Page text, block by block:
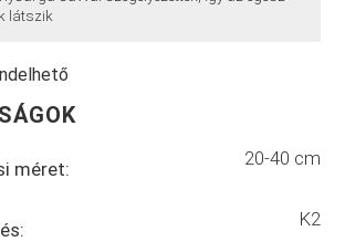
látszik
méret: 20-40 cm
K2